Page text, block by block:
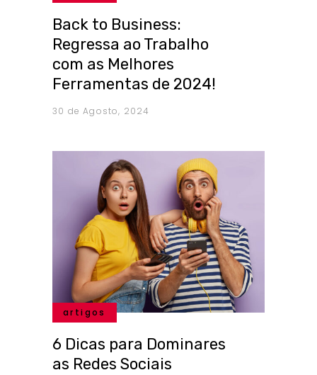
Back to Business:
Regressa ao Trabalho
com as Melhores
Ferramentas de 2024!
30 de Agosto, 2024
artigos
6 Dicas para Dominares
as Redes Sociais